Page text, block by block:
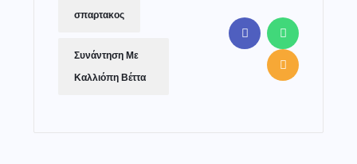
σπαρτακος
Συνάντηση Με
Καλλιόπη Βέττα